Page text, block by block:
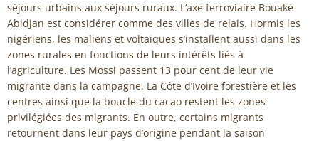
séjours urbains aux séjours ruraux. L’axe ferroviaire Bouaké-
Abidjan est considérer comme des villes de relais. Hormis les
nigériens, les maliens et voltaïques s’installent aussi dans les
zones rurales en fonctions de leurs intérêts liés à
l’agriculture. Les Mossi passent 13 pour cent de leur vie
migrante dans la campagne. La Côte d’Ivoire forestière et les
centres ainsi que la boucle du cacao restent les zones
privilégiées des migrants. En outre, certains migrants
retournent dans leur pays d’origine pendant la saison